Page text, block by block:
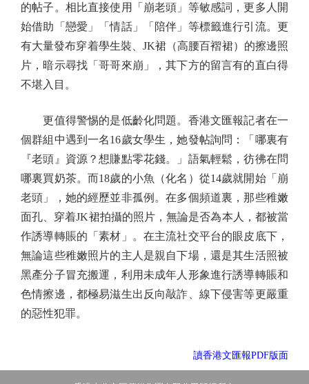
的帖子。相比直接使用「崩老頭」等敏感詞，更多人開
始借助「戀愛」「情話」「陪伴」等標籤進行引流。更
有大量發布穿着學生裝、JK裙（高腰百褶裙）的擦邊照
片，暗示尋找「哥哥來崩」，其下方的留言有的直白得
不堪入目。
更值得警惕的是低齡化問題。香港文匯報記者在一
個群組中遇到一名16歲女學生，她發帖詢問：「哪裏有
『老頭』資源？想賺點零花錢。」語氣輕鬆，彷彿在問
哪裏買奶茶。而18歲的小魚（化名）從14歲就開始「崩
老頭」，她的經歷並非孤例。在多個頻道裏，那些稚嫩
面孔、穿着JK裙拍攝的照片，無論是否為本人，都被當
作誘導轉賬的「素材」。在主流社交平台的眼皮底下，
無論這些稚嫩照片的主人是親自下場，還是其生活照被
黑產分子冒充搬運，利用未成年人形象進行誘導轉賬和
色情擦邊，都極易滋生出反向敲詐、線下侵害等更嚴重
的惡性犯罪。
讀香港文匯報PDF版面